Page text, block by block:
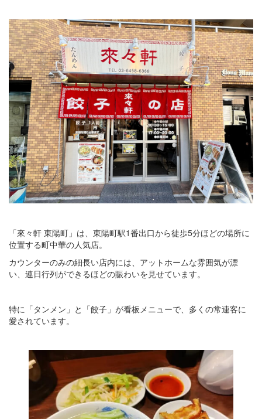
「來々軒 東陽町」は、東陽町駅1番出口から徒歩5分ほどの場所に
位置する町中華の人気店。
カウンターのみの細長い店内には、アットホームな雰囲気が漂
い、連日行列ができるほどの賑わいを見せています。
特に「タンメン」と「餃子」が看板メニューで、多くの常連客に
愛されています。